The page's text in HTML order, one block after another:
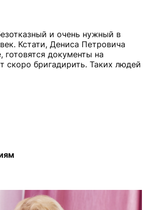
и очень нужный в
Кстати, Дениса Петровича
документы на
скоро бригадирить. Таких людей